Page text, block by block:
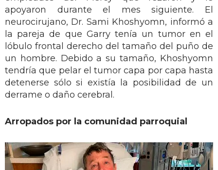
apoyaron durante el mes siguiente. El
neurocirujano, Dr. Sami Khoshyomn, informó a
la pareja de que Garry tenía un tumor en el
lóbulo frontal derecho del tamaño del puño de
un hombre. Debido a su tamaño, Khoshyomn
tendría que pelar el tumor capa por capa hasta
detenerse sólo si existía la posibilidad de un
derrame o daño cerebral.
Arropados por la comunidad parroquial